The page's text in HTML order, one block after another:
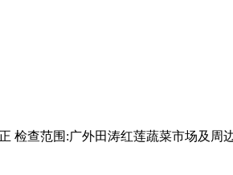
检查范围:广外田涛红莲蔬菜市场及周